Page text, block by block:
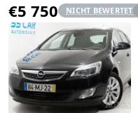
€5 750 NICHT BEWERTET